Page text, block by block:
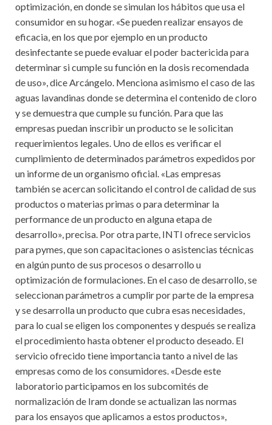
optimización, en donde se simulan los hábitos que usa el
consumidor en su hogar. «Se pueden realizar ensayos de
eficacia, en los que por ejemplo en un producto
desinfectante se puede evaluar el poder bactericida para
determinar si cumple su función en la dosis recomendada
de uso», dice Arcángelo. Menciona asimismo el caso de las
aguas lavandinas donde se determina el contenido de cloro
y se demuestra que cumple su función. Para que las
empresas puedan inscribir un producto se le solicitan
requerimientos legales. Uno de ellos es verificar el
cumplimiento de determinados parámetros expedidos por
un informe de un organismo oficial. «Las empresas
también se acercan solicitando el control de calidad de sus
productos o materias primas o para determinar la
performance de un producto en alguna etapa de
desarrollo», precisa. Por otra parte, INTI ofrece servicios
para pymes, que son capacitaciones o asistencias técnicas
en algún punto de sus procesos o desarrollo u
optimización de formulaciones. En el caso de desarrollo, se
seleccionan parámetros a cumplir por parte de la empresa
y se desarrolla un producto que cubra esas necesidades,
para lo cual se eligen los componentes y después se realiza
el procedimiento hasta obtener el producto deseado. El
servicio ofrecido tiene importancia tanto a nivel de las
empresas como de los consumidores. «Desde este
laboratorio participamos en los subcomités de
normalización de Iram donde se actualizan las normas
para los ensayos que aplicamos a estos productos»,